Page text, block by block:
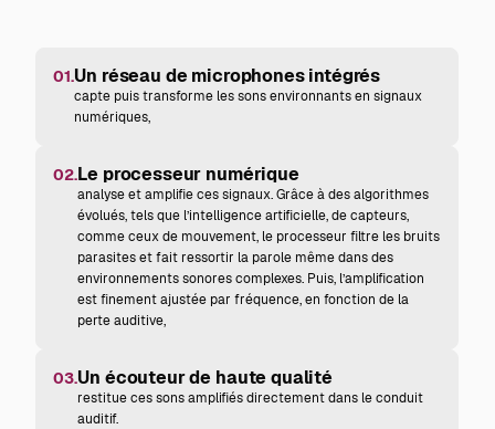
01.Un réseau de microphones intégrés
capte puis transforme les sons environnants en signaux
numériques,
02.Le processeur numérique
analyse et amplifie ces signaux. Grâce à des algorithmes
évolués, tels que l’intelligence artificielle, de capteurs,
comme ceux de mouvement, le processeur filtre les bruits
parasites et fait ressortir la parole même dans des
environnements sonores complexes. Puis, l’amplification
est finement ajustée par fréquence, en fonction de la
perte auditive,
03.Un écouteur de haute qualité
restitue ces sons amplifiés directement dans le conduit
auditif.